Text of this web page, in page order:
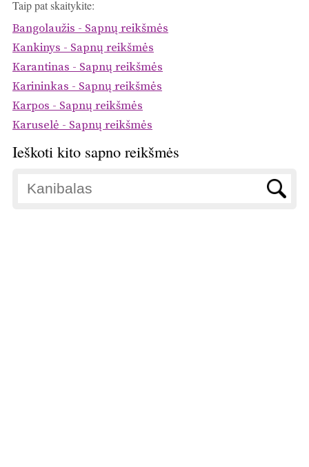
Taip pat skaitykite:
Bangolaužis - Sapnų reikšmės
Kankinys - Sapnų reikšmės
Karantinas - Sapnų reikšmės
Karininkas - Sapnų reikšmės
Karpos - Sapnų reikšmės
Karuselė - Sapnų reikšmės
Ieškoti kito sapno reikšmės